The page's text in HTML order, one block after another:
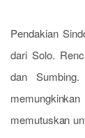
Pendakian
dari Solo.
dan
memutuskan